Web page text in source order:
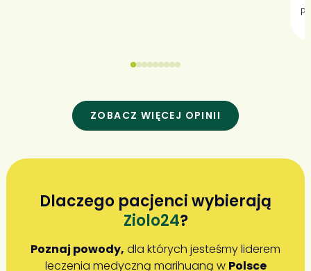
ZOBACZ WIĘCEJ OPINII
Dlaczego pacjenci wybierają
Ziolo24?
Poznaj powody, dla których jesteśmy liderem
leczenia medyczną marihuaną w Polsce